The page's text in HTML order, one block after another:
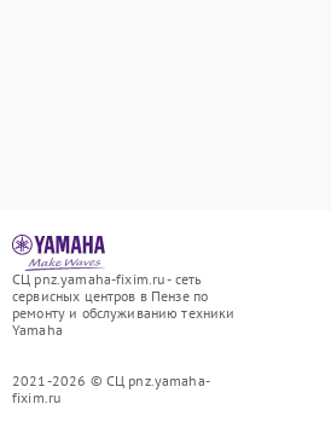
СЦ pnz.yamaha-fixim.ru - сеть
сервисных центров в Пензе по
ремонту и обслуживанию техники
Yamaha
2021-2026 © СЦ pnz.yamaha-
fixim.ru